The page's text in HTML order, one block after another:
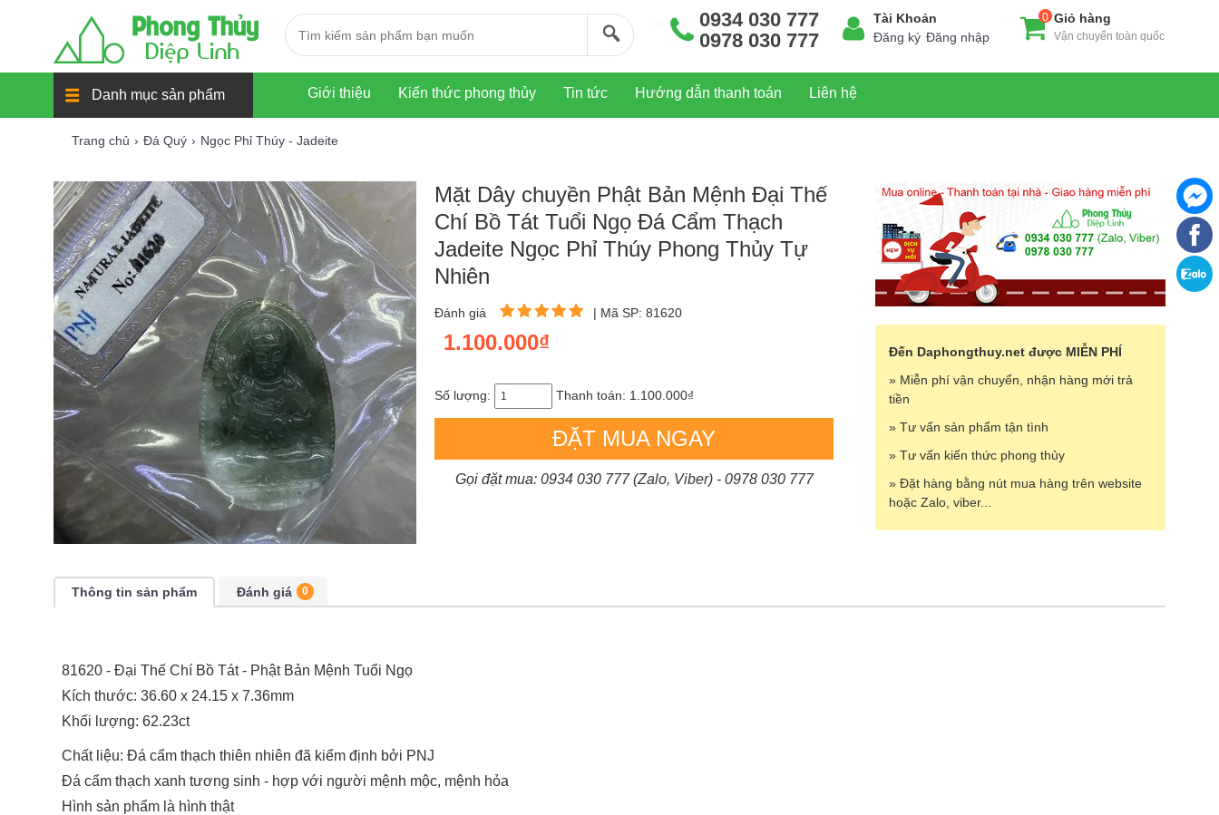
0934 030 777
0978 030 777
Tài Khoản
Đăng ký Đăng nhập
Giỏ hàng
0
Vận chuyển toàn quốc
Danh mục sản phẩm Giới thiệu Kiến thức phong thủy Tin tức Hướng dẫn thanh toán Liên hệ
Trang chủ Đá Quý Ngọc Phỉ Thúy - Jadeite
Mặt Dây chuyền Phật Bản Mệnh Đại Thế
Chí Bồ Tát Tuổi Ngọ Đá Cẩm Thạch
Jadeite Ngọc Phỉ Thúy Phong Thủy Tự
Nhiên
Đánh giá | Mã SP: 81620
1.100.000₫
Số lượng: Thanh toán: 1.100.000₫
ĐẶT MUA NGAY
Gọi đặt mua: 0934 030 777 (Zalo, Viber) - 0978 030 777
Đến Daphongthuy.net được MIỄN PHÍ
» Miễn phí vận chuyển, nhận hàng mới trả
tiền
» Tư vấn sản phẩm tận tình
» Tư vấn kiến thức phong thủy
» Đặt hàng bằng nút mua hàng trên website
hoặc Zalo, viber...
Thông tin sản phẩm Đánh giá 0
81620 - Đại Thế Chí Bồ Tát - Phật Bản Mệnh Tuổi Ngọ
Kích thước: 36.60 x 24.15 x 7.36mm
Khối lượng: 62.23ct
Chất liệu: Đá cẩm thạch thiên nhiên đã kiểm định bởi PNJ
Đá cẩm thạch xanh tương sinh - hợp với người mệnh mộc, mệnh hỏa
Hình sản phẩm là hình thật